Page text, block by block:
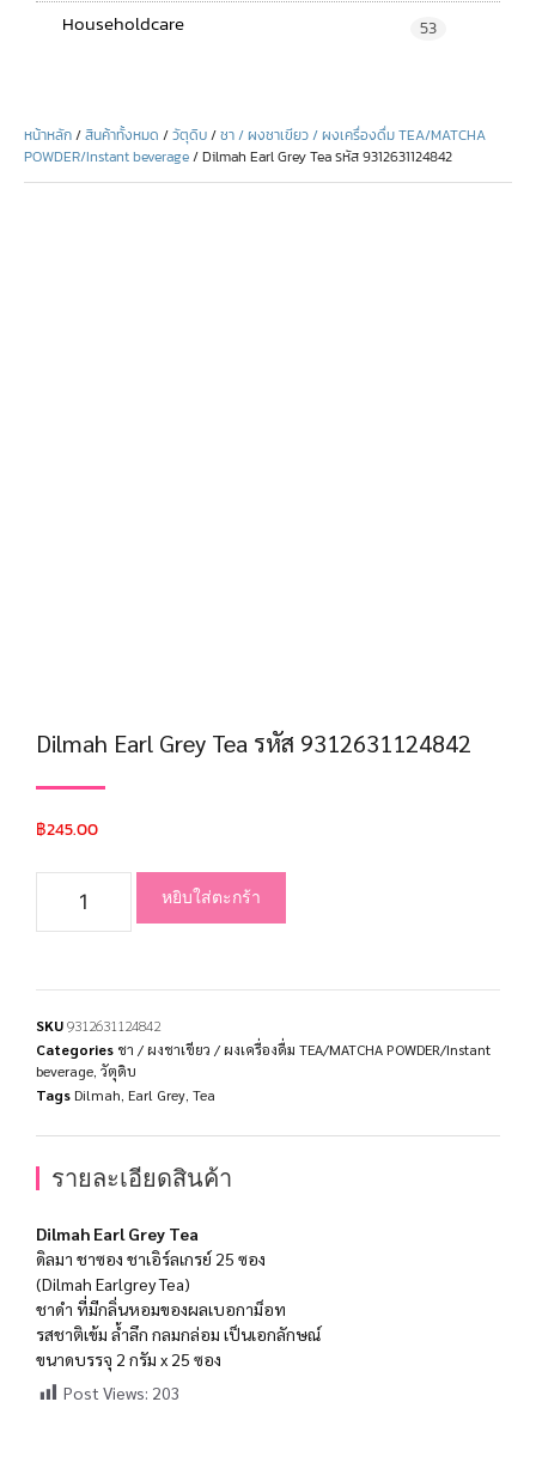
Householdcare 53
หน้าหลัก/สินค้าทั้งหมด /วัตุดิบ/ชา / ผงชาเขียว / ผงเครื่องดื่ม TEA/MATCHA
POWDER/Instant beverage/ Dilmah Earl Grey Tea รหัส 9312631124842
Dilmah Earl Grey Tea รหัส 9312631124842
฿245.00
หยิบใส่ตะกร้า
SKU9312631124842
Categories ชา / ผงชาเขียว / ผงเครื่องดื่ม TEA/MATCHA POWDER/Instant
beverage วัตุดิบ
Tags Dilmah Earl Grey Tea
รายละเอียดสินค้า
Dilmah Earl Grey Tea
ดิลมา ชาซอง ชาเอิร์ลเกรย์ 25 ซอง
(Dilmah Earlgrey Tea)
ชาดำ ที่มีกลิ่นหอมของผลเบอกาม็อท
รสชาติเข้ม ล้ำลึก กลมกล่อม เป็นเอกลักษณ์
ขนาดบรรจุ 2 กรัม x 25 ซอง
Post Views: 203